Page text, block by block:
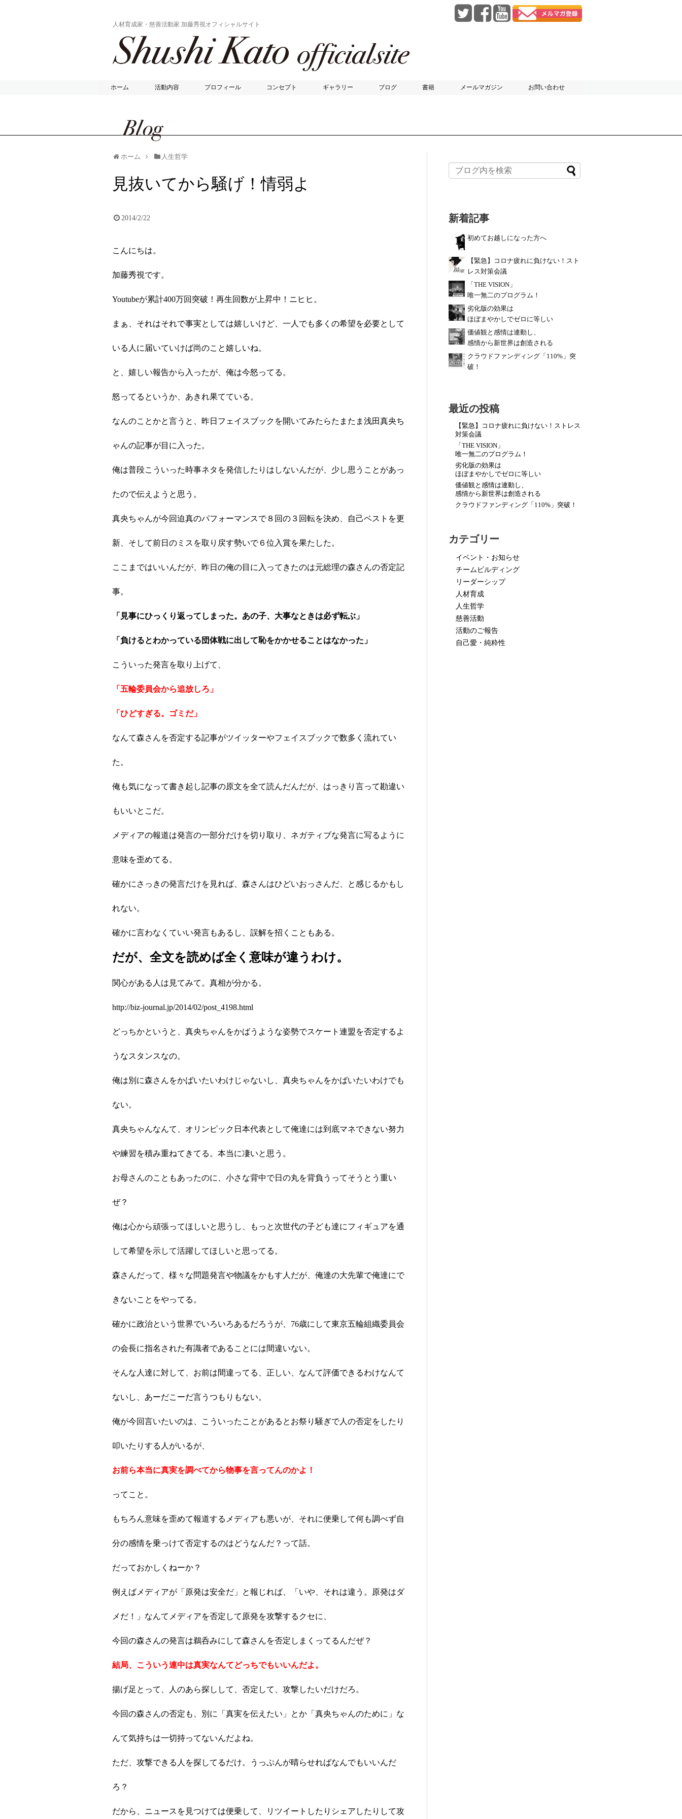
人材育成家・慈善活動家 加藤秀視オフィシャルサイト
ホーム 活動内容 プロフィール コンセプト ギャラリー ブログ 書籍 メールマガジン お問い合わせ
ホーム 人生哲学
見抜いてから騒げ！情弱よ
2014/2/22
こんにちは。
加藤秀視です。
Youtubeが累計400万回突破！再生回数が上昇中！ニヒヒ。
まぁ、それはそれで事実としては嬉しいけど、一人でも多くの希望を必要として
いる人に届いていけば尚のこと嬉しいね。
と、嬉しい報告から入ったが、俺は今怒ってる。
怒ってるというか、あきれ果てている。
なんのことかと言うと、昨日フェイスブックを開いてみたらたまたま浅田真央ち
ゃんの記事が目に入った。
俺は普段こういった時事ネタを発信したりはしないんだが、少し思うことがあっ
たので伝えようと思う。
真央ちゃんが今回迫真のパフォーマンスで８回の３回転を決め、自己ベストを更
新、そして前日のミスを取り戻す勢いで６位入賞を果たした。
ここまではいいんだが、昨日の俺の目に入ってきたのは元総理の森さんの否定記
事。
「見事にひっくり返ってしまった。あの子、大事なときは必ず転ぶ」
「負けるとわかっている団体戦に出して恥をかかせることはなかった」
こういった発言を取り上げて、
「五輪委員会から追放しろ」
「ひどすぎる。ゴミだ」
なんて森さんを否定する記事がツイッターやフェイスブックで数多く流れてい
た。
俺も気になって書き起し記事の原文を全て読んだんだが、はっきり言って勘違い
もいいとこだ。
メディアの報道は発言の一部分だけを切り取り、ネガティブな発言に写るように
意味を歪めてる。
確かにさっきの発言だけを見れば、森さんはひどいおっさんだ、と感じるかもし
れない。
確かに言わなくていい発言もあるし、誤解を招くこともある。
だが、全文を読めば全く意味が違うわけ。
関心がある人は見てみて。真相が分かる。
http://biz-journal.jp/2014/02/post_4198.html
どっちかというと、真央ちゃんをかばうような姿勢でスケート連盟を否定するよ
うなスタンスなの。
俺は別に森さんをかばいたいわけじゃないし、真央ちゃんをかばいたいわけでも
ない。
真央ちゃんなんて、オリンピック日本代表として俺達には到底マネできない努力
や練習を積み重ねてきてる。本当に凄いと思う。
お母さんのこともあったのに、小さな背中で日の丸を背負うってそうとう重い
ぜ？
俺は心から頑張ってほしいと思うし、もっと次世代の子ども達にフィギュアを通
して希望を示して活躍してほしいと思ってる。
森さんだって、様々な問題発言や物議をかもす人だが、俺達の大先輩で俺達にで
きないことをやってる。
確かに政治という世界でいろいろあるだろうが、76歳にして東京五輪組織委員会
の会長に指名された有識者であることには間違いない。
そんな人達に対して、お前は間違ってる、正しい、なんて評価できるわけなんて
ないし、あーだこーだ言うつもりもない。
俺が今回言いたいのは、こういったことがあるとお祭り騒ぎで人の否定をしたり
叩いたりする人がいるが、
お前ら本当に真実を調べてから物事を言ってんのかよ！
ってこと。
もちろん意味を歪めて報道するメディアも悪いが、それに便乗して何も調べず自
分の感情を乗っけて否定するのはどうなんだ？って話。
だっておかしくねーか？
例えばメディアが「原発は安全だ」と報じれば、「いや、それは違う。原発はダ
メだ！」なんてメディアを否定して原発を攻撃するクセに、
今回の森さんの発言は鵜呑みにして森さんを否定しまくってるんだぜ？
結局、こういう連中は真実なんてどっちでもいいんだよ。
揚げ足とって、人のあら探しして、否定して、攻撃したいだけだろ。
今回の森さんの否定も、別に「真実を伝えたい」とか「真央ちゃんのために」な
んて気持ちは一切持ってないんだよね。
ただ、攻撃できる人を探してるだけ。うっぷんが晴らせればなんでもいいんだ
ろ？
だから、ニュースを見つけては便乗して、リツイートしたりシェアしたりして攻
新着記事
初めてお越しになった方へ
【緊急】コロナ疲れに負けない！スト
レス対策会議
「THE VISION」
唯一無二のプログラム！
劣化版の効果は
ほぼまやかしでゼロに等しい
価値観と感情は連動し、
感情から新世界は創造される
クラウドファンディング「110%」突
破！
最近の投稿
【緊急】コロナ疲れに負けない！ストレス
対策会議
「THE VISION」
唯一無二のプログラム！
劣化版の効果は
ほぼまやかしでゼロに等しい
価値観と感情は連動し、
感情から新世界は創造される
クラウドファンディング「110%」突破！
カテゴリー
イベント・お知らせ
チームビルディング
リーダーシップ
人材育成
人生哲学
慈善活動
活動のご報告
自己愛・純粋性